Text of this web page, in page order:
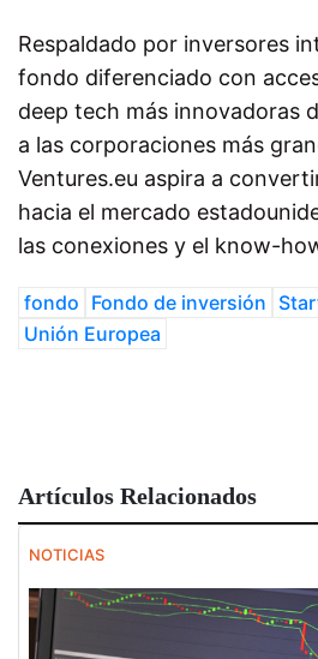
Respaldado por inversores
fondo diferenciado con
deep tech más innovadoras
a las corporaciones más
Ventures.eu aspira a
hacia el mercado
las conexiones y el know-
fondo Fondo de inversión
Unión Europea
Artículos Relacionados
NOTICIAS